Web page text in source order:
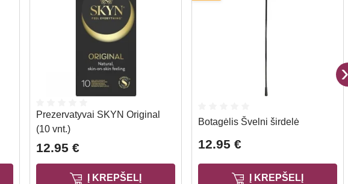
Prezervatyvai SKYN Original
(10 vnt.)
12.95 €
Į KREPŠELĮ
Botagėlis Švelni širdelė
12.95 €
Į KREPŠELĮ